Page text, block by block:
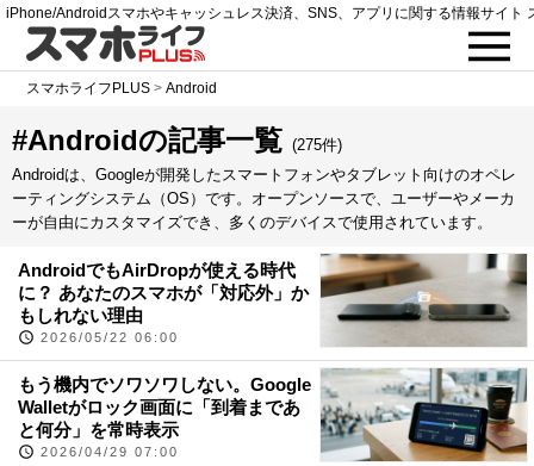
iPhone/Androidスマホやキャッシュレス決済、SNS、アプリに関する情報サイト
スマホライフPLUS >Android
#Androidの記事一覧 (275件)
Androidは、Googleが開発したスマートフォンやタブレット向けのオペレ
ーティングシステム（OS）です。オープンソースで、ユーザーやメーカ
ーが自由にカスタマイズでき、多くのデバイスで使用されています。
AndroidでもAirDropが使える時代
に？ あなたのスマホが「対応外」か
もしれない理由
2026/05/22 06:00
もう機内でソワソワしない。Google
Walletがロック画面に「到着まであ
と何分」を常時表示
2026/04/29 07:00